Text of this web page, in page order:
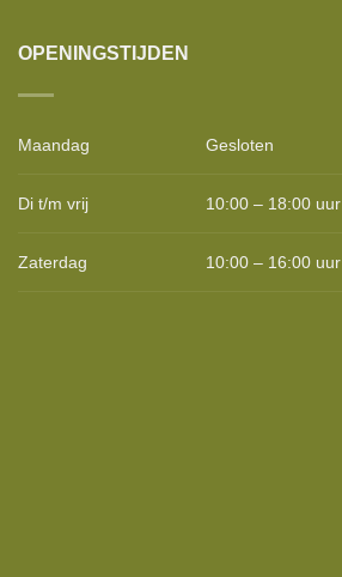
OPENINGSTIJDEN
Maandag Gesloten
Di t/m vrij 10:00 – 18:00 uur
Zaterdag 10:00 – 16:00 uur